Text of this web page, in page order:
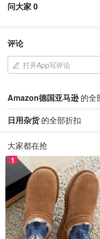
问大家0
评论
打开App写评论
Amazon德国亚马逊的全
日用杂货的全部折扣
大家都在抢
1